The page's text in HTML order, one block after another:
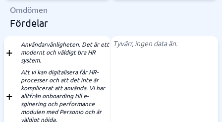
Omdömen
Fördelar
Användarvänligheten. Det är ett
modernt och väldigt bra HR
system.
Att vi kan digitalisera får HR-
processer och att det inte är
komplicerat att använda. Vi har
alltfrån onboarding till e-
sginering och performance
modulen med Personio och är
väldigt nöjda.
Tyvärr, ingen data än.